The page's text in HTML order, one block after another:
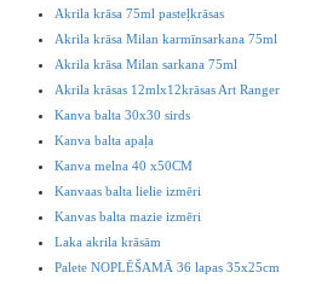
Akrila krāsa 75ml pasteļkrāsas
Akrila krāsa Milan karmīnsarkana 75ml
Akrila krāsa Milan sarkana 75ml
Akrila krāsas 12mlx12krāsas Art Ranger
Kanva balta 30x30 sirds
Kanva balta apaļa
Kanva melna 40 x50CM
Kanvaas balta lielie izmēri
Kanvas balta mazie izmēri
Laka akrila krāsām
Palete NOPLĒŠAMĀ 36 lapas 35x25cm